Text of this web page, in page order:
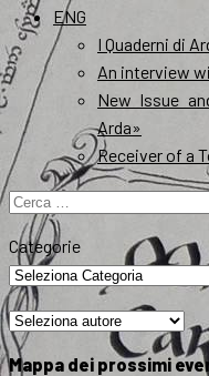
ENG
I Quaderni di
An interview
New Issue
Arda»
Receiver of a
Ricerca
per:
Categorie
Mappa dei prossimi